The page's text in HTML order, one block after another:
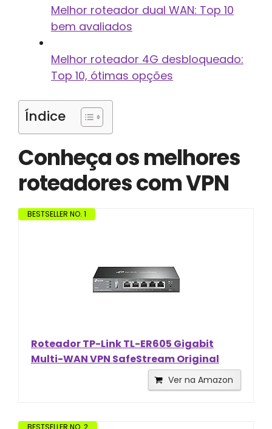
Melhor roteador dual WAN: Top 10
bem avaliados
Melhor roteador 4G desbloqueado:
Top 10, ótimas opções
Índice
Conheça os melhores
roteadores com VPN
BESTSELLER NO. 1
Roteador TP-Link TL-ER605 Gigabit
Multi-WAN VPN SafeStream Original
Ver na Amazon
BESTSELLER NO. 2